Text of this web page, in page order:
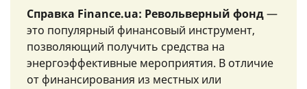
Справка Finance.ua: Револьверный фонд—
это популярный финансовый инструмент,
позволяющий получить средства на
энергоэффективные мероприятия. В отличие
от финансирования из местных или